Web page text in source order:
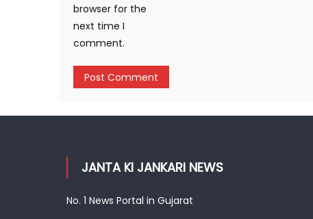
browser for the
next time I
comment.
JANTA KI JANKARI NEWS
No. 1 News Portal in Gujarat